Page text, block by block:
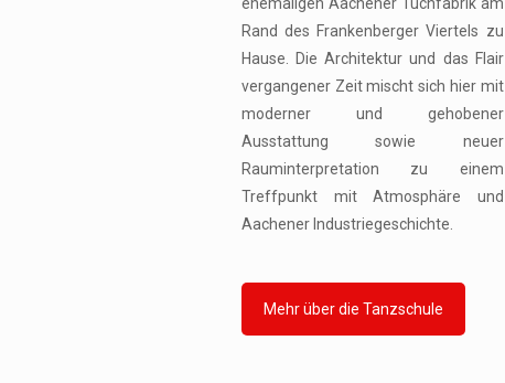
Rand des Frankenberger Viertels zu
Hause. Die Architektur und das Flair
vergangener Zeit mischt sich hier mit
moderner und gehobener
Ausstattung sowie neuer
Rauminterpretation zu einem
Treffpunkt mit Atmosphäre und
Aachener Industriegeschichte.
Mehr über die Tanzschule